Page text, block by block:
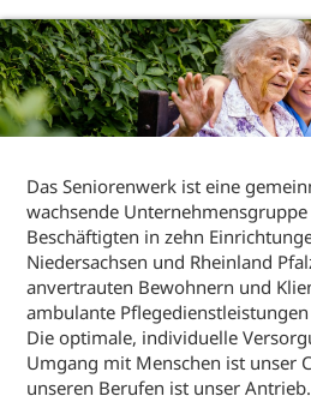
Das Seniorenwerk ist eine
wachsende
Beschäftigten in zehn
Niedersachsen und Rheinland
anvertrauten Bewohnern und
ambulante
Die optimale, individuelle
Umgang mit Menschen ist unser
unseren Berufen ist unser Antrieb.